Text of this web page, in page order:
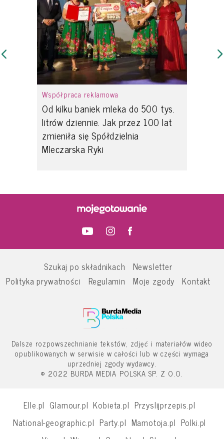
Współpraca reklamowa
Od kilku baniek mleka do 500 tys.
litrów dziennie. Jak przez 100 lat
zmieniła się Spółdzielnia
Mleczarska Ryki
Szukaj po składnikach
Newsletter
Polityka prywatności
Regulamin Moje zgody Kontakt
Dalsze rozpowszechnianie tekstów, zdjęć i materiałów wideo
opublikowanych w serwisie w całości lub w części wymaga
uprzedniej zgody wydawcy.
© 2022 BURDA MEDIA POLSKA SP. Z O.O.
Elle.pl Glamour.pl Kobieta.pl Przyslijprzepis.pl
National-geographic.pl Party.pl Mamotoja.pl Polki.pl